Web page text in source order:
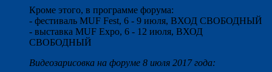
Кроме этого, в программе форума:
- фестиваль MUF Fest, 6 - 9 июля, ВХОД СВОБОДНЫЙ
- выставка MUF Expo, 6 - 12 июля, ВХОД
СВОБОДНЫЙ
Видеозарисовка на форуме 8 июля 2017 года: